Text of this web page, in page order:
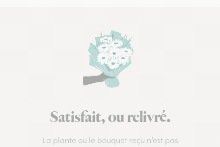
Satisfait, ou relivré.
La plante ou le bouquet reçu n’est pas